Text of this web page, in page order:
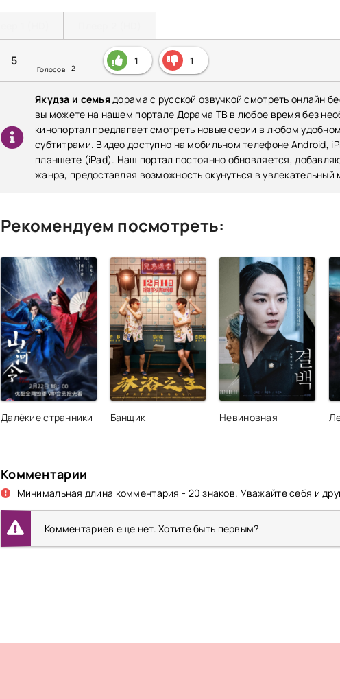
5
Голосов: 2
1 1
Якудза и семьядорама с русской озвучкой смотреть онлайн
вы можете на нашем портале Дорама ТВ в любое время без
кинопортал предлагает смотреть новые серии в любом
субтитрами. Видео доступно на мобильном телефоне Android,
планшете (iPad). Наш портал постоянно обновляется,
жанра, предоставляя возможность окунуться в увлекательный
Рекомендуем посмотреть:
Далёкие странники Банщик Невиновная
Комментарии
Минимальная длина комментария - 20 знаков. Уважайте себя и
Комментариев еще нет. Хотите быть первым?